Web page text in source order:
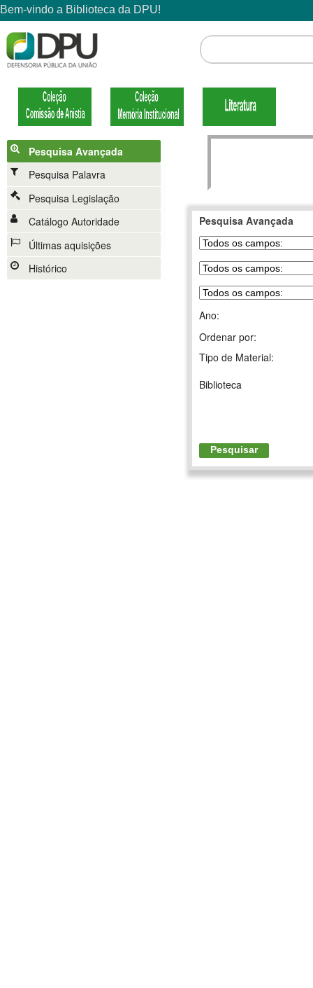
Pesquisa Avançada
Pesquisa Palavra
Pesquisa Legislação
Catálogo Autoridade
Últimas aquisições
Histórico
Pesquisa Avançada
Ano:
Ordenar por:
Tipo de Material:
Biblioteca
Pesquisar